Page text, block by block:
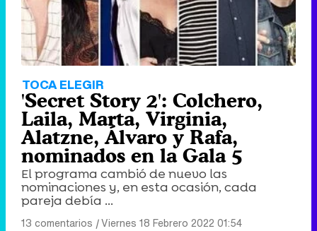
TOCA ELEGIR
'Secret Story 2': Colchero,
Laila, Marta, Virginia,
Alatzne, Álvaro y Rafa,
nominados en la Gala 5
El programa cambió de nuevo las
nominaciones y, en esta ocasión, cada
pareja debía ...
13 comentarios |Viernes 18 Febrero 2022 01:54